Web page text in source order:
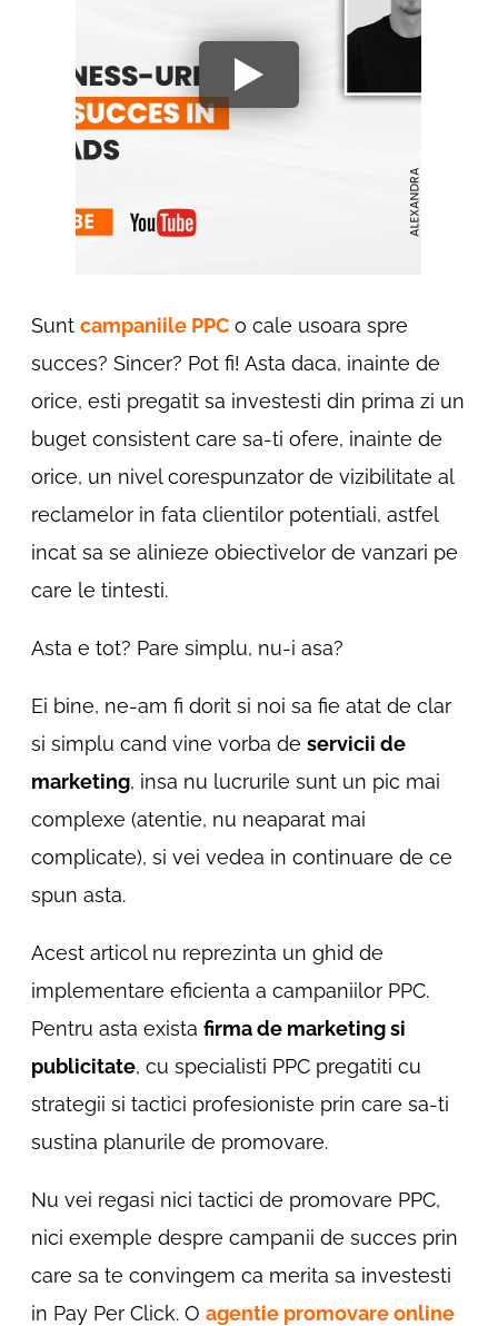
Suntcampaniile PPC o cale usoara spre
succes? Sincer? Pot fi! Asta daca, inainte de
orice, esti pregatit sa investesti din prima zi un
buget consistent care sa-ti ofere, inainte de
orice, un nivel corespunzator de vizibilitate al
reclamelor in fata clientilor potentiali, astfel
incat sa se alinieze obiectivelor de vanzari pe
care le tintesti.
Asta e tot? Pare simplu, nu-i asa?
Ei bine, ne-am fi dorit si noi sa fie atat de clar
si simplu cand vine vorba deservicii de
marketing, insa nu lucrurile sunt un pic mai
complexe (atentie, nu neaparat mai
complicate), si vei vedea in continuare de ce
spun asta.
Acest articol nu reprezinta un ghid de
implementare eficienta a campaniilor PPC.
Pentru asta existafirma de marketing si
publicitate, cu specialisti PPC pregatiti cu
strategii si tactici profesioniste prin care sa-ti
sustina planurile de promovare.
Nu vei regasi nici tactici de promovare PPC,
nici exemple despre campanii de succes prin
care sa te convingem ca merita sa investesti
in Pay Per Click. Oagentie promovare online